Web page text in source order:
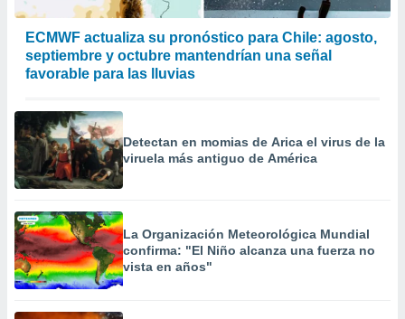
ECMWF actualiza su pronóstico para Chile: agosto,
septiembre y octubre mantendrían una señal
favorable para las lluvias
Detectan en momias de Arica el virus de la
viruela más antiguo de América
La Organización Meteorológica Mundial
confirma: "El Niño alcanza una fuerza no
vista en años"